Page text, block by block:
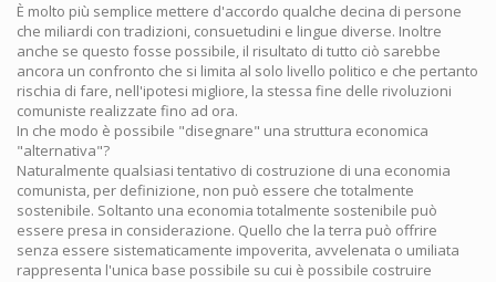
È molto più semplice mettere d'accordo qualche decina di persone
che miliardi con tradizioni, consuetudini e lingue diverse. Inoltre
anche se questo fosse possibile, il risultato di tutto ciò sarebbe
ancora un confronto che si limita al solo livello politico e che pertanto
rischia di fare, nell'ipotesi migliore, la stessa fine delle rivoluzioni
comuniste realizzate fino ad ora.
In che modo è possibile "disegnare" una struttura economica
"alternativa"?
Naturalmente qualsiasi tentativo di costruzione di una economia
comunista, per definizione, non può essere che totalmente
sostenibile. Soltanto una economia totalmente sostenibile può
essere presa in considerazione. Quello che la terra può offrire
senza essere sistematicamente impoverita, avvelenata o umiliata
rappresenta l'unica base possibile su cui è possibile costruire